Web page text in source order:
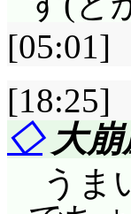
られ
「
良い
て恥
ァン
[05:01]
[18:25]
◇大崩
うま